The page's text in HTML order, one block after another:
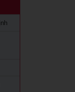
từ A – Z